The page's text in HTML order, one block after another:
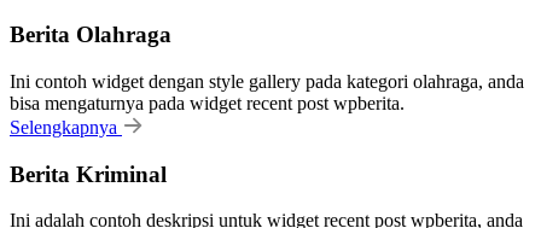
Berita Olahraga
Ini contoh widget dengan style gallery pada kategori olahraga, anda
bisa mengaturnya pada widget recent post wpberita.
Selengkapnya
Berita Kriminal
Ini adalah contoh deskripsi untuk widget recent post wpberita, anda